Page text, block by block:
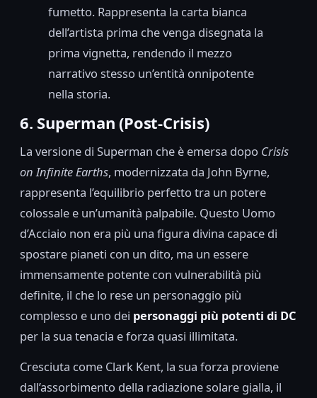
fumetto. Rappresenta la carta bianca
dell’artista prima che venga disegnata la
prima vignetta, rendendo il mezzo
narrativo stesso un’entità onnipotente
nella storia.
6. Superman (Post-Crisis)
La versione di Superman che è emersa dopo Crisis
on Infinite Earths, modernizzata da John Byrne,
rappresenta l’equilibrio perfetto tra un potere
colossale e un’umanità palpabile. Questo Uomo
d’Acciaio non era più una figura divina capace di
spostare pianeti con un dito, ma un essere
immensamente potente con vulnerabilità più
definite, il che lo rese un personaggio più
complesso e uno dei personaggi più potenti di DC
per la sua tenacia e forza quasi illimitata.
Cresciuta come Clark Kent, la sua forza proviene
dall’assorbimento della radiazione solare gialla, il